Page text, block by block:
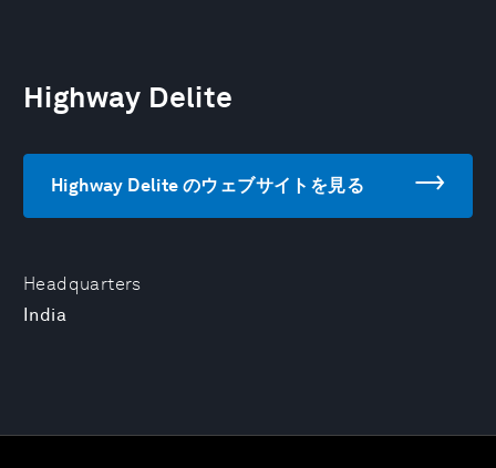
Headquarters
India
Highway Delite
Highway Delite のウェブサイトを見る